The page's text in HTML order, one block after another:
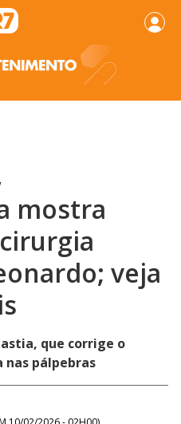
mostra
veja
que corrige o
nas pálpebras